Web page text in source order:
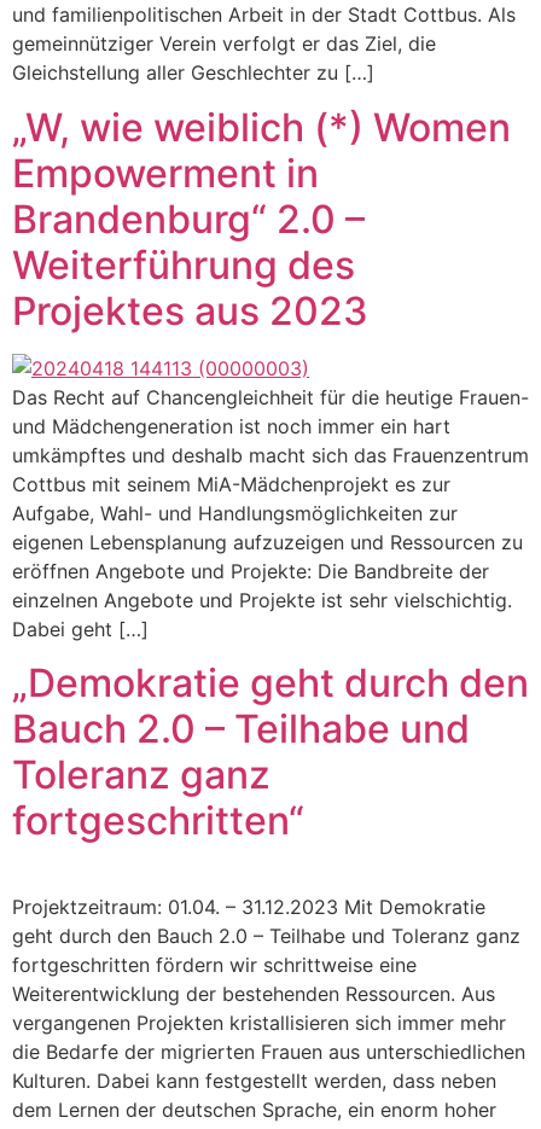
und familienpolitischen Arbeit in der Stadt Cottbus. Als
gemeinnütziger Verein verfolgt er das Ziel, die
Gleichstellung aller Geschlechter zu […]
„W, wie weiblich (*) Women
Empowerment in
Brandenburg“ 2.0 –
Weiterführung des
Projektes aus 2023
Das Recht auf Chancengleichheit für die heutige Frauen-
und Mädchengeneration ist noch immer ein hart
umkämpftes und deshalb macht sich das Frauenzentrum
Cottbus mit seinem MiA-Mädchenprojekt es zur
Aufgabe, Wahl- und Handlungsmöglichkeiten zur
eigenen Lebensplanung aufzuzeigen und Ressourcen zu
eröffnen Angebote und Projekte: Die Bandbreite der
einzelnen Angebote und Projekte ist sehr vielschichtig.
Dabei geht […]
„Demokratie geht durch den
Bauch 2.0 – Teilhabe und
Toleranz ganz
fortgeschritten“
Projektzeitraum: 01.04. – 31.12.2023 Mit Demokratie
geht durch den Bauch 2.0 – Teilhabe und Toleranz ganz
fortgeschritten fördern wir schrittweise eine
Weiterentwicklung der bestehenden Ressourcen. Aus
vergangenen Projekten kristallisieren sich immer mehr
die Bedarfe der migrierten Frauen aus unterschiedlichen
Kulturen. Dabei kann festgestellt werden, dass neben
dem Lernen der deutschen Sprache, ein enorm hoher